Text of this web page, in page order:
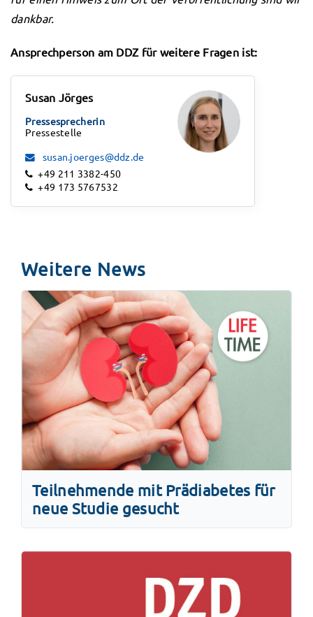
dankbar.
Ansprechperson am DDZ für weitere Fragen ist:
Susan Jörges
Pressesprecherin
Pressestelle
susan.joerges@ddz.de
+49 211 3382-450
+49 173 5767532
Weitere News
Teilnehmende mit Prädiabetes für
neue Studie gesucht